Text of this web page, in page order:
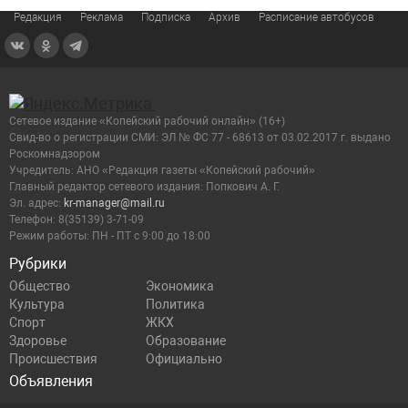
Редакция Реклама Подписка Архив Расписание автобусов
Рубрики
Общество
Экономика
Культура
Политика
Спорт
ЖКХ
Здоровье
Образование
Происшествия
Официально
Объявления
Сетевое издание «Копейский рабочий онлайн» (16+)
Cвид-во о регистрации СМИ: ЭЛ № ФС 77 - 68613 от 03.02.2017 г. выдано
Роскомнадзором
Учредитель: АНО «Редакция газеты «Копейский рабочий»
Главный редактор сетевого издания: Попкович А. Г.
Эл. адрес: kr-manager@mail.ru
Телефон: 8(35139) 3-71-09
Режим работы: ПН - ПТ с 9:00 до 18:00